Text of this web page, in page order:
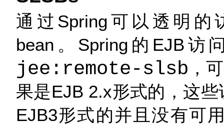
通过Spring可以透明的
bean。Spring的EJB访
jee:remote-slsb ，
果是EJB 2.x形式的，这
EJB3形式的并且没有可